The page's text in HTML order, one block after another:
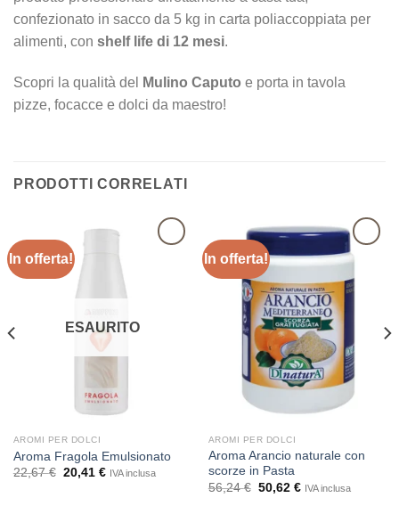
confezionato in sacco da 5 kg in carta poliaccoppiata per
alimenti, con shelf life di 12 mesi.
Scopri la qualità del Mulino Caputo e porta in tavola
pizze, focacce e dolci da maestro!
PRODOTTI CORRELATI
In offerta!
ESAURITO
AROMI PER DOLCI
Aroma Fragola Emulsionato
22,67€ Il
20,41 €IlIVA inclusa
In offerta!
Aggiungi
dei
desideri
AROMI PER DOLCI
Aroma Arancio naturale con
scorze in Pasta
56,24€ Il
prezzo
50,62 €IlIVA inclusa